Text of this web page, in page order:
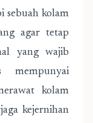
sebuah kolam
agar tetap
yang wajib
kolam
kejernihan